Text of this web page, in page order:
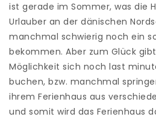
ist gerade im Sommer, was die
Urlauber an der dänischen
manchmal schwierig noch ein
bekommen. Aber zum Glück
Möglichkeit sich noch last
buchen, bzw. manchmal
ihrem Ferienhaus aus
und somit wird das Ferienhaus